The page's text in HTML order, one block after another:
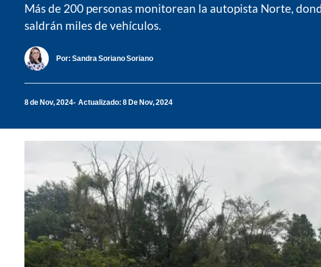
Más de 200 personas monitorean la autopista Norte,
saldrán miles de vehículos.
Por: Sandra Soriano Soriano
8 de Nov, 2024 Actualizado: 8 De Nov, 2024